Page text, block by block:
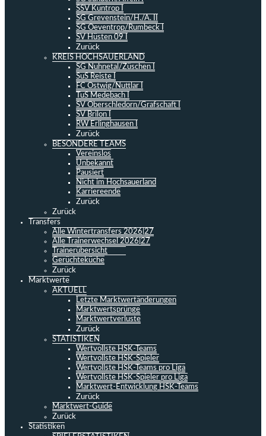
SSV Küntrop I
SG Grevenstein/H./A. II
SG Oeventrop/Rumbeck I
SV Hüsten 09 I
Zurück
KREIS HOCHSAUERLAND
SG Nuhnetal/Züschen I
SuS Reiste I
FC Ostwig/Nuttlar I
TuS Medebach I
SV Oberschledorn/Grafschaft I
SV Brilon I
RW Erlinghausen I
Zurück
BESONDERE TEAMS
Vereinslos
Unbekannt
Pausiert
Nicht im Hochsauerland
Karriereende
Zurück
Zurück
Transfers
Alle Wintertransfers 2026|27
Alle Trainerwechsel 2026|27
Trainerübersicht
Gerüchteküche
Zurück
Marktwerte
AKTUELL
Letzte Marktwertänderungen
Marktwertsprünge
Marktwertverluste
Zurück
STATISTIKEN
Wertvollste HSK-Teams
Wertvollste HSK-Spieler
Wertvollste HSK-Teams pro Liga
Wertvollste HSK-Spieler pro Liga
Marktwert-Entwicklung HSK-Teams
Zurück
Marktwert-Guide
Zurück
Statistiken